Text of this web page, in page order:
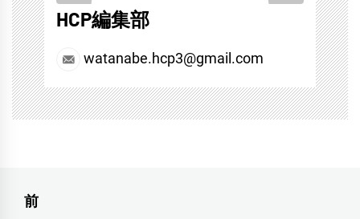
鶴
HCP編集部
watanabe.hcp3@gmail.com
投
前